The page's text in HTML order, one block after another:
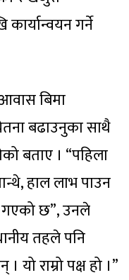
गर्ने
आवास बिमा
बढाउनुका साथै
बताए । “पहिला
हाल लाभ पाउन
गएको छ”, उनले
तहले पनि
यो राम्रो पक्ष हो ।”